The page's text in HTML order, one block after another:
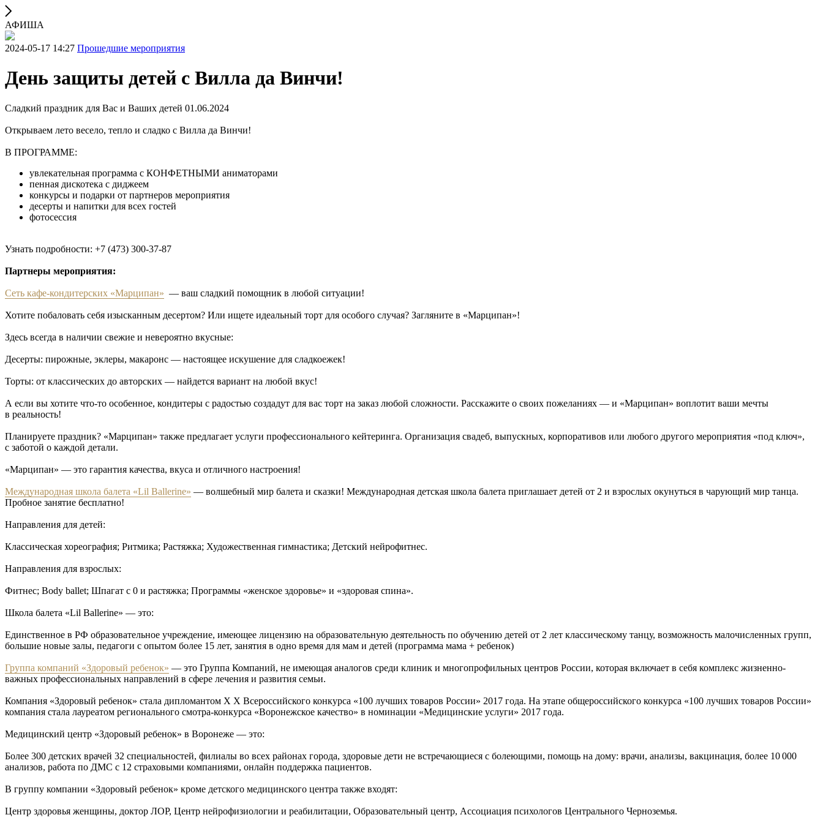
АФИША
2024-05-17 14:27 Прошедшие мероприятия
День защиты детей с Вилла да Винчи!
Сладкий праздник для Вас и Ваших детей 01.06.2024
Открываем лето весело, тепло и сладко с Вилла да Винчи!
В ПРОГРАММЕ:
увлекательная программа с КОНФЕТНЫМИ аниматорами
пенная дискотека с диджеем
конкурсы и подарки от партнеров мероприятия
десерты и напитки для всех гостей
фотосессия
Узнать подробности: +7 (473) 300-37-87
Партнеры мероприятия:
Сеть кафе-кондитерских «Марципан» — ваш сладкий помощник в любой ситуации!
Хотите побаловать себя изысканным десертом? Или ищете идеальный торт для особого случая? Загляните в «Марципан»!
Здесь всегда в наличии свежие и невероятно вкусные:
Десерты: пирожные, эклеры, макаронс — настоящее искушение для сладкоежек!
Торты: от классических до авторских — найдется вариант на любой вкус!
А если вы хотите что-то особенное, кондитеры с радостью создадут для вас торт на заказ любой сложности. Расскажите о своих пожеланиях — и «Марципан» воплотит ваши мечты
в реальность!
Планируете праздник? «Марципан» также предлагает услуги профессионального кейтеринга. Организация свадеб, выпускных, корпоративов или любого другого мероприятия «под ключ»,
с заботой о каждой детали.
«Марципан» — это гарантия качества, вкуса и отличного настроения!
Международная школа балета «Lil Ballerine» — волшебный мир балета и сказки! Международная детская школа балета приглашает детей от 2 и взрослых окунуться в чарующий мир танца.
Пробное занятие бесплатно!
Направления для детей:
Классическая хореография; Ритмика; Растяжка; Художественная гимнастика; Детский нейрофитнес.
Направления для взрослых:
Фитнес; Body ballet; Шпагат с 0 и растяжка; Программы «женское здоровье» и «здоровая спина».
Школа балета «Lil Ballerine» — это:
Единственное в РФ образовательное учреждение, имеющее лицензию на образовательную деятельность по обучению детей от 2 лет классическому танцу, возможность малочисленных групп,
большие новые залы, педагоги с опытом более 15 лет, занятия в одно время для мам и детей (программа мама + ребенок)
Группа компаний «Здоровый ребенок» — это Группа Компаний, не имеющая аналогов среди клиник и многопрофильных центров России, которая включает в себя комплекс жизненно-
важных профессиональных направлений в сфере лечения и развития семьи.
Компания «Здоровый ребенок» стала дипломантом Х Х Всероссийского конкурса «100 лучших товаров России» 2017 года. На этапе общероссийского конкурса «100 лучших товаров России»
компания стала лауреатом регионального смотра-конкурса «Воронежское качество» в номинации «Медицинские услуги» 2017 года.
Медицинский центр «Здоровый ребенок» в Воронеже — это:
Более 300 детских врачей 32 специальностей, филиалы во всех районах города, здоровые дети не встречающиеся с болеющими, помощь на дому: врачи, анализы, вакцинация, более 10 000
анализов, работа по ДМС с 12 страховыми компаниями, онлайн поддержка пациентов.
В группу компании «Здоровый ребенок» кроме детского медицинского центра также входят:
Центр здоровья женщины, доктор ЛОР, Центр нейрофизиологии и реабилитации, Образовательный центр, Ассоциация психологов Центрального Черноземья.